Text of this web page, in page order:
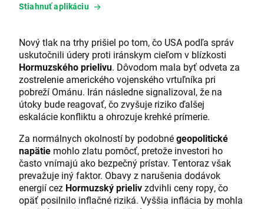
Stiahnuť aplikáciu
Nový tlak na trhy prišiel po tom, čo USA podľa správ
uskutočnili údery proti iránskym cieľom v blízkosti
Hormuzského prielivu. Dôvodom mala byť odveta za
zostrelenie amerického vojenského vrtuľníka pri
pobreží Ománu. Irán následne signalizoval, že na
útoky bude reagovať, čo zvyšuje riziko ďalšej
eskalácie konfliktu a ohrozuje krehké prímerie.
Za normálnych okolností by podobnégeopolitické
napätie mohlo zlatu pomôcť, pretože investori ho
často vnímajú ako bezpečný prístav. Tentoraz však
prevažuje iný faktor. Obavy z narušenia dodávok
energií cez Hormuzský prielivzdvihli ceny ropy, čo
opäť posilnilo inflačné riziká. Vyššia inflácia by mohla